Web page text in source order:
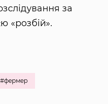
за
«розбій».
#фермер